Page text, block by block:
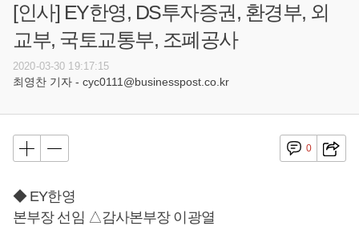
[인사] EY한영, DS투자증권, 환경부, 외
교부, 국토교통부, 조폐공사
2020-03-30 19:17:15
최영찬 기자 - cyc0111@businesspost.co.kr
0
◆ EY한영
본부장 선임 △감사본부장 이광열